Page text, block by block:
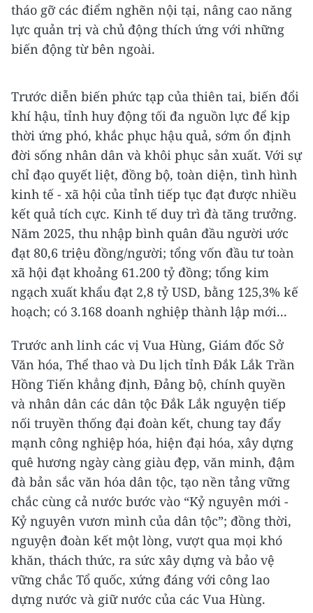
tháo gỡ các điểm nghẽn nội tại, nâng cao năng
lực quản trị và chủ động thích ứng với những
biến động từ bên ngoài.
Trước diễn biến phức tạp của thiên tai, biến đổi
khí hậu, tỉnh huy động tối đa nguồn lực để kịp
thời ứng phó, khắc phục hậu quả, sớm ổn định
đời sống nhân dân và khôi phục sản xuất. Với sự
chỉ đạo quyết liệt, đồng bộ, toàn diện, tình hình
kinh tế - xã hội của tỉnh tiếp tục đạt được nhiều
kết quả tích cực. Kinh tế duy trì đà tăng trưởng.
Năm 2025, thu nhập bình quân đầu người ước
đạt 80,6 triệu đồng/người; tổng vốn đầu tư toàn
xã hội đạt khoảng 61.200 tỷ đồng; tổng kim
ngạch xuất khẩu đạt 2,8 tỷ USD, bằng 125,3% kế
hoạch; có 3.168 doanh nghiệp thành lập mới...
Trước anh linh các vị Vua Hùng, Giám đốc Sở
Văn hóa, Thể thao và Du lịch tỉnh Đắk Lắk Trần
Hồng Tiến khẳng định, Đảng bộ, chính quyền
và nhân dân các dân tộc Đắk Lắk nguyện tiếp
nối truyền thống đại đoàn kết, chung tay đẩy
mạnh công nghiệp hóa, hiện đại hóa, xây dựng
quê hương ngày càng giàu đẹp, văn minh, đậm
đà bản sắc văn hóa dân tộc, tạo nền tảng vững
chắc cùng cả nước bước vào “Kỷ nguyên mới -
Kỷ nguyên vươn mình của dân tộc”; đồng thời,
nguyện đoàn kết một lòng, vượt qua mọi khó
khăn, thách thức, ra sức xây dựng và bảo vệ
vững chắc Tổ quốc, xứng đáng với công lao
dựng nước và giữ nước của các Vua Hùng.